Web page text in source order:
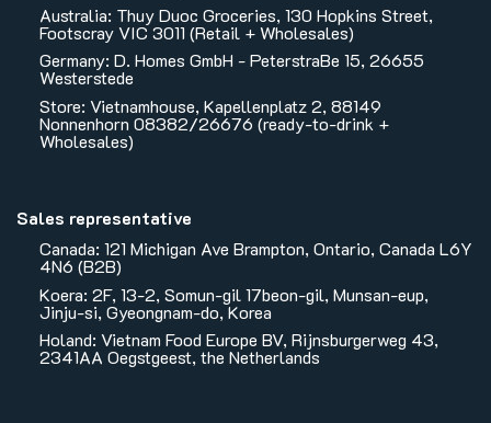
Australia: Thuy Duoc Groceries, 130 Hopkins Street,
Footscray VIC 3011 (Retail + Wholesales)
Germany: D. Homes GmbH - PeterstraBe 15, 26655
Westerstede
Store: Vietnamhouse, Kapellenplatz 2, 88149
Nonnenhorn 08382/26676 (ready-to-drink +
Wholesales)
Sales representative
Canada: 121 Michigan Ave Brampton, Ontario, Canada L6Y
4N6 (B2B)
Koera: 2F, 13-2, Somun-gil 17beon-gil, Munsan-eup,
Jinju-si, Gyeongnam-do, Korea
Holand: Vietnam Food Europe BV, Rijnsburgerweg 43,
2341AA Oegstgeest, the Netherlands